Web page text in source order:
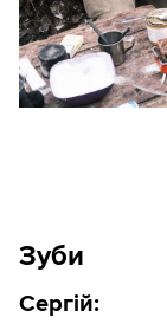
Зуби
Сергій: